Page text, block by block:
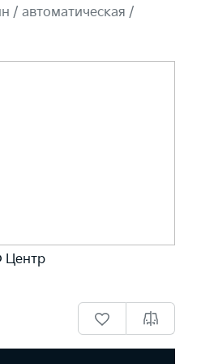
/ автоматическая /
Центр